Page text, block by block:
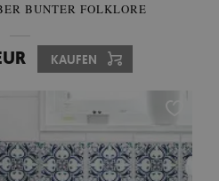
BUNTER FOLKLORE
KAUFEN